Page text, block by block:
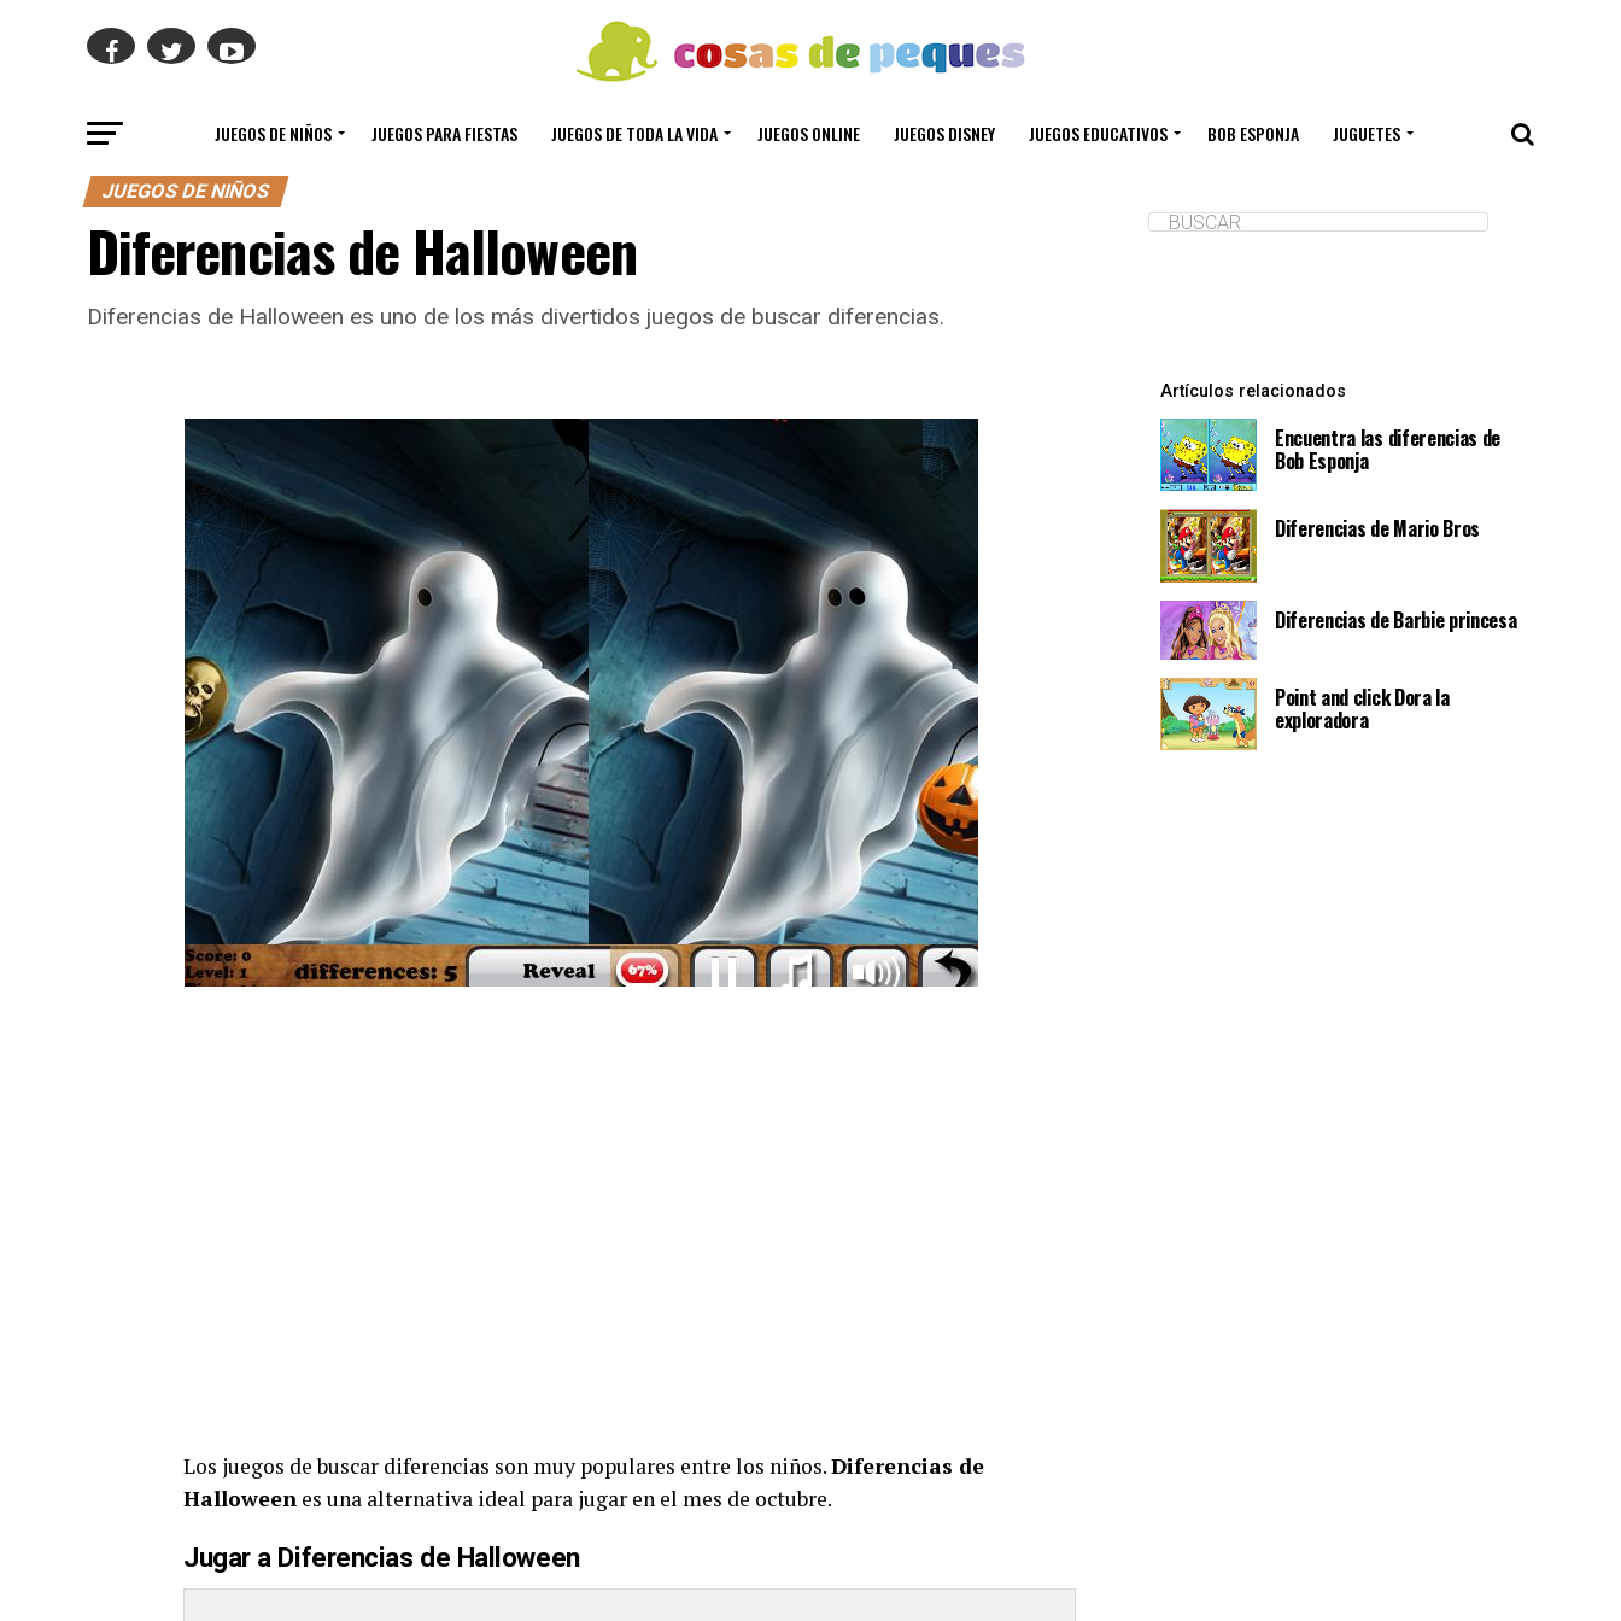
JUEGOS DE NIÑOS JUEGOS PARA FIESTAS JUEGOS DE TODA LA VIDA JUEGOS ONLINE JUEGOS DISNEY JUEGOS EDUCATIVOS BOB ESPONJA JUGUETES
JUEGOS DE NIÑOS
Diferencias de Halloween
Diferencias de Halloween es uno de los más divertidos juegos de buscar diferencias.
Los juegos de buscar diferencias son muy populares entre los niños.Diferencias de
Halloween es una alternativa ideal para jugar en el mes de octubre.
Jugar a Diferencias de Halloween
Artículos relacionados
Encuentra las diferencias de
Bob Esponja
Diferencias de Mario Bros
Diferencias de Barbie princesa
Point and click Dora la
exploradora